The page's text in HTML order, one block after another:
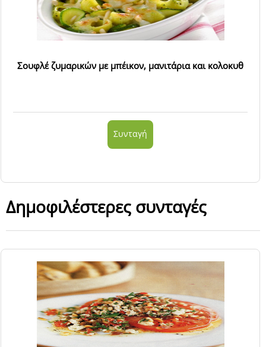
Σουφλέ ζυμαρικών με μπέικον, μανιτάρια και κολοκυθ
Συνταγή
Δημοφιλέστερες συνταγές